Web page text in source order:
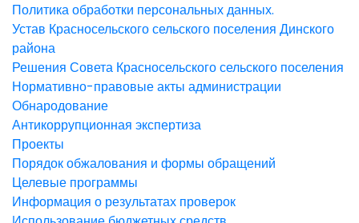
Политика обработки персональных данных.
Устав Красносельского сельского поселения Динского
района
Решения Совета Красносельского сельского поселения
Нормативно-правовые акты администрации
Обнародование
Антикоррупционная экспертиза
Проекты
Порядок обжалования и формы обращений
Целевые программы
Информация о результатах проверок